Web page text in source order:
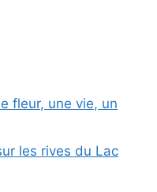
fleur, une vie, un
les rives du Lac